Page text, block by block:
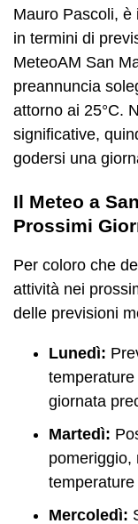
Mauro Pascoli, è
in termini di
MeteoAM San
preannuncia
attorno ai 25°C.
significative,
godersi una
Il Meteo a
Prossimi
Per coloro che
attività nei
delle previsioni
Lunedì:
giornata
Martedì:
pomeriggio,
Mercoledì: